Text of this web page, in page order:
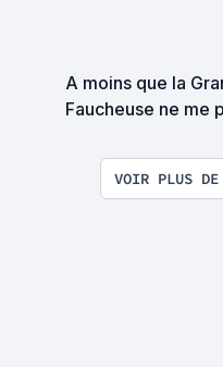
A moins que la
Faucheuse ne me
rencontrer
VOIR PLUS